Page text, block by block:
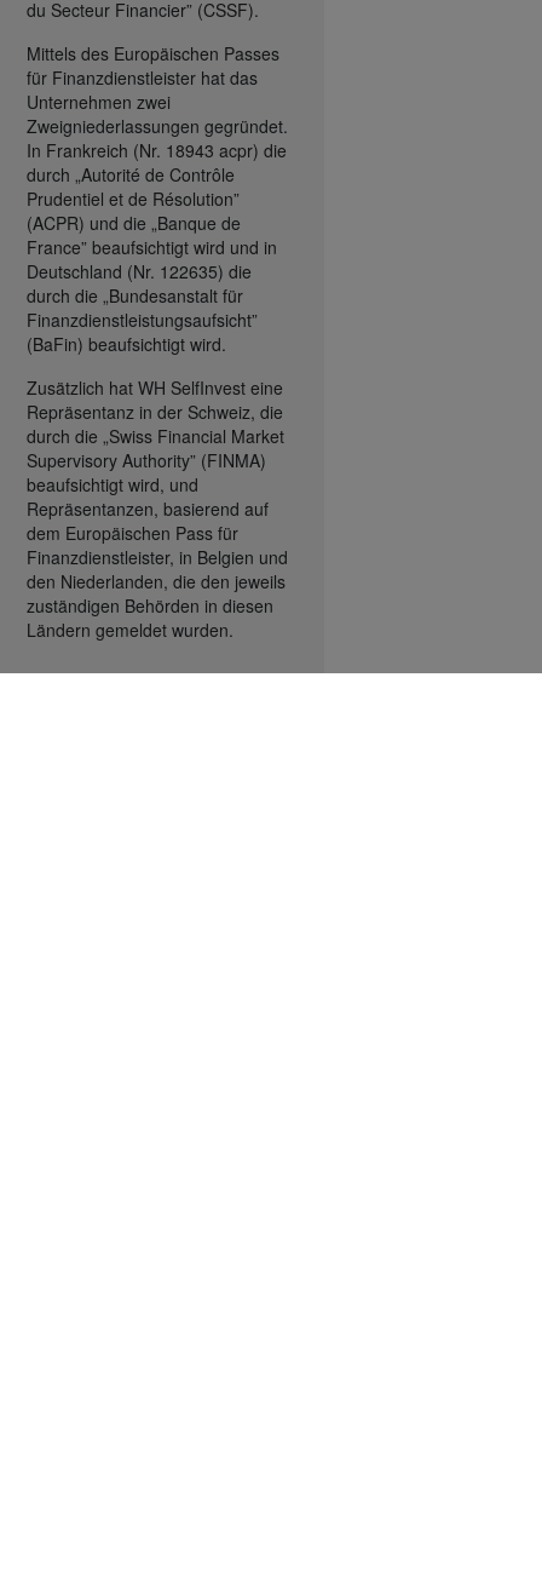
du Secteur Financier” (CSSF).
Mittels des Europäischen Passes
für Finanzdienstleister hat das
Unternehmen zwei
Zweigniederlassungen gegründet.
In Frankreich (Nr. 18943 acpr) die
durch „Autorité de Contrôle
Prudentiel et de Résolution”
(ACPR) und die „Banque de
France” beaufsichtigt wird und in
Deutschland (Nr. 122635) die
durch die „Bundesanstalt für
Finanzdienstleistungsaufsicht”
(BaFin) beaufsichtigt wird.
Zusätzlich hat WH SelfInvest eine
Repräsentanz in der Schweiz, die
durch die „Swiss Financial Market
Supervisory Authority” (FINMA)
beaufsichtigt wird, und
Repräsentanzen, basierend auf
dem Europäischen Pass für
Finanzdienstleister, in Belgien und
den Niederlanden, die den jeweils
zuständigen Behörden in diesen
Ländern gemeldet wurden.